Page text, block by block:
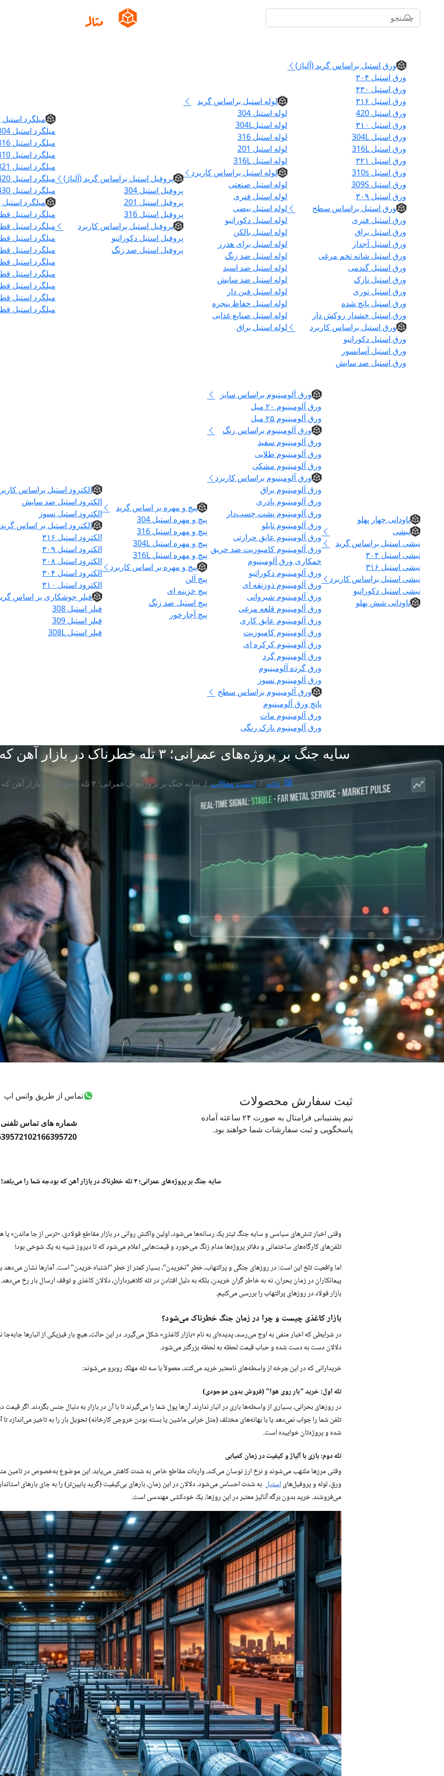
ورق استیل براساس گرید (آلیاژ)
ورق استیل ۳۰۴
ورق استیل ۴۳۰
ورق استیل ۳۱۶
ورق استیل 420
ورق استیل ۳۱۰
ورق استیل 304L
ورق استیل 316L
ورق استیل ۳۲۱
ورق استیل 310s
ورق استیل 309S
ورق استیل ۳۰۹
ورق استیل براساس سطح
ورق استیل فنری
ورق استیل براق
ورق استیل آجدار
ورق استیل شانه تخم مرغی
ورق استیل گندمی
ورق استیل نازک
ورق استیل توری
ورق استیل پانچ شده
ورق استیل خشدار روکش دار
ورق استیل براساس کاربرد
ورق استیل دکوراتیو
ورق استیل آسانسور
ورق استیل ضد سایش
لوله استیل براساس گرید
لوله استیل 304
لوله استیل304L
لوله استیل 316
لوله استیل 201
لوله استیل 316L
لوله استیل براساس کاربرد
لوله استیل صنعتی
لوله استیل فنری
لوله استیل بیضی
لوله استیل دکوراتیو
لوله استیل بالکن
لوله استیل برای هدرز
لوله استیل ضد زنگ
لوله استیل ضد اسید
لوله استیل ضد سایش
لوله استیل فین دار
لوله استیل حفاظ پنجره
لوله استیل صنایع غذایی
لوله استیل براق
پروفیل استیل براساس گرید (آلیاژ)
پروفیل استیل 304
پروفیل استیل 201
پروفیل استیل 316
پروفیل استیل براساس کاربرد
پروفیل استیل دکوراتیو
پروفیل استیل ضد زنگ
میلگرد
میلگرد استیل 304
میلگرد استیل 316
میلگرد استیل 310
میلگرد استیل 321
میلگرد استیل 420
میلگرد استیل 430
میلگرد
میلگرد استیل قطر
میلگرد استیل قطر
میلگرد استیل قطر
میلگرد استیل
میلگرد استیل قطر
میلگرد استیل قطر
میلگرد استیل قطر
میلگرد استیل قطر
میلگرد استیل قطر
ناودانی چهار پهلو
نبشی
نبشی استیل براساس گرید
نبشی استیل ۳۰۴
نبشی استیل ۳۱۶
نبشی استیل براساس کاربرد
نبشی استیل دکوراتیو
ناودانی شش پهلو
ورق آلومینیوم براساس سایز
ورق آلومینیوم ۲۰ میل
ورق آلومینیوم ۲۵ میل
ورق آلومینیوم براساس رنگ
ورق آلومینیوم سفید
ورق آلومینیوم طلایی
ورق آلومینیوم مشکی
ورق آلومینیوم براساس کاربرد
ورق آلومینیوم براق
ورق آلومینیوم پادری
ورق آلومینیوم پشت چسب‌دار
ورق آلومینیوم تابلو
ورق آلومینیوم عایق حرارتی
ورق آلومینیوم کامپوزیت ضد حریق
خمکاری ورق آلومینیوم
ورق آلومینیوم دکوراتیو
ورق آلومینیوم ذوزنقه ای
ورق آلومینیوم شیروانی
ورق آلومینیوم قلعه مرغی
ورق آلومینیوم عایق کاری
ورق آلومینیوم کامپوزیت
ورق آلومینیوم کرکره ای
ورق آلومینیوم گرد
ورق گرده آلومینیوم
ورق آلومینیوم نسوز
ورق آلومینیوم براساس سطح
پانچ ورق آلومینیوم
ورق آلومینیوم مات
ورق آلومینیوم نازک رنگی
پیچ و مهره بر اساس گرید
پیچ و مهره استیل 304
پیچ و مهره استیل 316
پیچ و مهره استیل 304L
پیچ و مهره استیل 316L
پیچ و مهره بر اساس کاربرد
پیچ آلن
پیچ خزینه ای
پیچ استیل ضد زنگ
پیچ آچارخور
الکترود استیل براساس
الکترود استیل ضد سایش
الکترود استیل نسوز
الکترود استیل بر اساس گرید
الکترود استیل ۳۱۶
الکترود استیل ۳۰۹
الکترود استیل ۳۰۸
الکترود استیل ۳۰۴
الکترود استیل ۳۱۰
فیلر جوشکاری بر اساس
فیلر استیل 308
فیلر استیل 309
فیلر استیل 308L
سایه جنگ بر پروژه‌های عمرانی؛ ۳ تله خطرناک در بازار آهن که بودجه شما را می‌بلعد!
خانه لیست مقالات سایه جنگ بر پروژه‌های عمرانی؛ ۳ تله خطرناک در بازار آهن که بودجه شما را می‌بلعد!
ثبت سفارش محصولات
تیم پشتیبانی فرامتال به صورت ۲۴ ساعته آماده
پاسخگویی و ثبت سفارشات شما خواهند بود.
تماس از طریق واتس اپ
شماره های تماس تلفنی
02166395720
سایه جنگ بر پروژه‌های عمرانی؛ ۳ تله خطرناک در بازار آهن که بودجه شما را می‌بلعد!
وقتی اخبار تنش‌های سیاسی و سایه جنگ تیتر یک رسانه‌ها می‌شود، اولین واکنش روانی در بازار مقاطع فولادی، «ترس از جا ماندن»
تلفن‌های کارگاه‌های ساختمانی و دفاتر پروژه‌ها مدام زنگ می‌خورد و قیمت‌هایی اعلام می‌شود که تا دیروز شبیه به یک شوخی بود!
پیمانکاران در زمان بحران، نه به خاطر گران خریدن، بلکه به دلیل افتادن در تله کلاهبرداران، دلالان کاغذی و توقف ارسال بار رخ
بازار فولاد در روزهای پرالتهاب را بررسی می‌کنیم.
بازار کاغذی چیست و چرا در زمان جنگ خطرناک می‌شود؟
در شرایطی که اخبار منفی به اوج می‌رسد، پدیده‌ای به نام «بازار کاغذی» شکل می‌گیرد. در این حالت، هیچ بار فیزیکی از انبارها
دلالان دست به دست شده و حباب قیمت لحظه به لحظه بزرگتر می‌شود.
خریدارانی که در این چرخه از واسطه‌های نامعتبر خرید می‌کنند، معمولاً با سه تله مهلک روبرو می‌شوند:
تله اول: خرید "بارِ روی هوا" (فروش بدون موجودی)
در روزهای بحرانی، بسیاری از واسطه‌ها باری در انبار ندارند. آن‌ها پول شما را می‌گیرند تا با آن در بازار به دنبال جنس بگردند. اگر قیمت
تلفن شما را جواب نمی‌دهد یا با بهانه‌های مختلف (مثل خرابی ماشین یا بسته بودن خروجی کارخانه) تحویل بار را به تاخیر می‌اندازد تا
شده و پروژه‌تان خوابیده است.
تله دوم: بازی با آلیاژ و کیفیت در زمان کمیابی
وقتی مرزها ملتهب می‌شوند و نرخ ارز نوسان می‌کند، واردات مقاطع خاص به شدت کاهش می‌یابد. این موضوع به‌خصوص در تامین
ورق، لوله و پروفیل‌هایاستیل به شدت احساس می‌شود. دلالان در این زمان، بارهای بی‌کیفیت (گرید پایین‌تر) را به جای بارهای
می‌فروشند. خرید بدون برگه آنالیز معتبر در این روزها، یک خودکشی مهندسی است.